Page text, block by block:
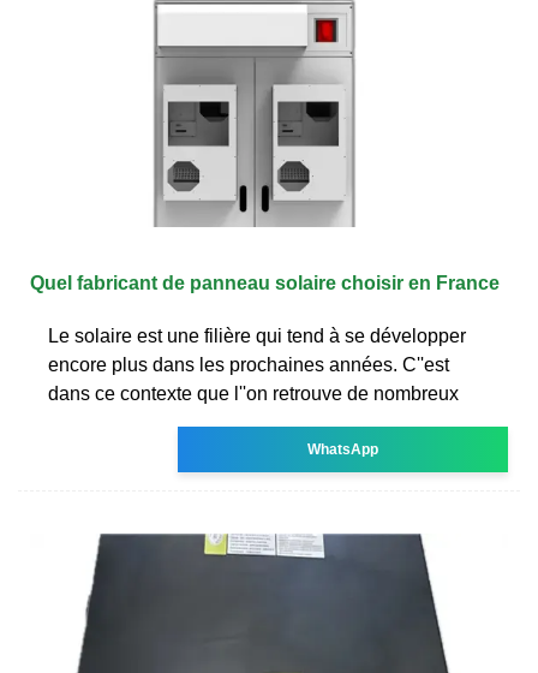
Quel fabricant de panneau solaire choisir en France
Le solaire est une filière qui tend à se développer
encore plus dans les prochaines années. C''est
dans ce contexte que l''on retrouve de nombreux
WhatsApp